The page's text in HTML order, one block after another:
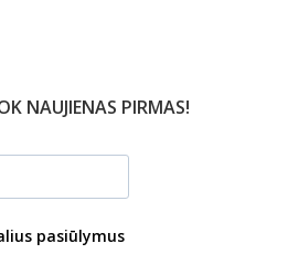
NAUJIENAS PIRMAS!
pasiūlymus